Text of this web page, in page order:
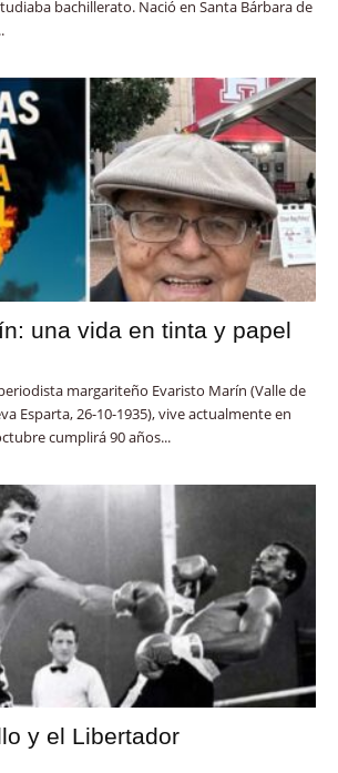
bachillerato. Nació en Santa Bárbara de
una vida en tinta y papel
periodista margariteño Evaristo Marín (Valle de
Esparta, 26-10-1935), vive actualmente en
cumplirá 90 años...
y el Libertador